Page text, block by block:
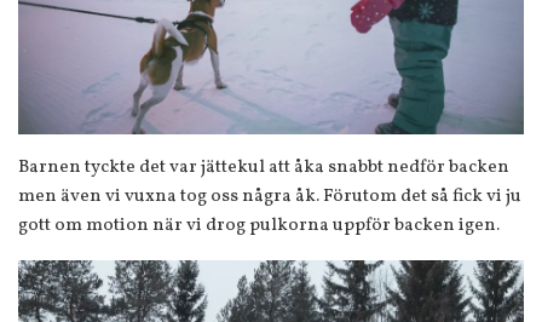
Barnen tyckte det var jättekul att åka snabbt nedför backen
men även vi vuxna tog oss några åk. Förutom det så fick vi ju
gott om motion när vi drog pulkorna uppför backen igen.